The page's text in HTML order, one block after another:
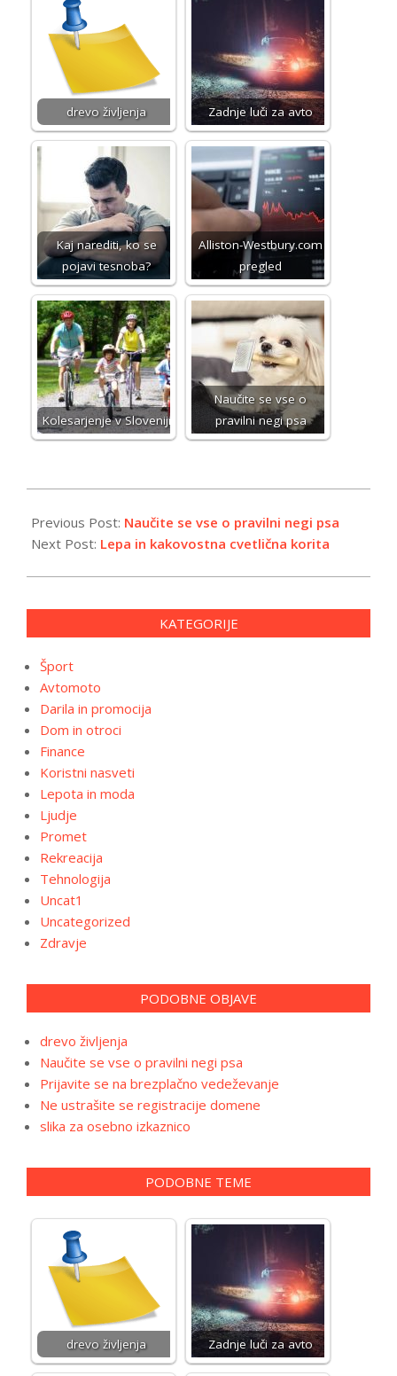
drevo življenja Zadnje luči za avto
Kaj narediti, ko se
pojavi tesnoba?
Alliston-Westbury.com
pregled
Kolesarjenje v Sloveniji
Naučite se vse o
pravilni negi psa
06-
11
Previous Post: Naučite se vse o pravilni negi psa
Next Post: Lepa in kakovostna cvetlična korita
KATEGORIJE
Šport
Avtomoto
Darila in promocija
Dom in otroci
Finance
Koristni nasveti
Lepota in moda
Ljudje
Promet
Rekreacija
Tehnologija
Uncat1
Uncategorized
Zdravje
PODOBNE OBJAVE
drevo življenja
Naučite se vse o pravilni negi psa
Prijavite se na brezplačno vedeževanje
Ne ustrašite se registracije domene
slika za osebno izkaznico
PODOBNE TEME
drevo življenja Zadnje luči za avto